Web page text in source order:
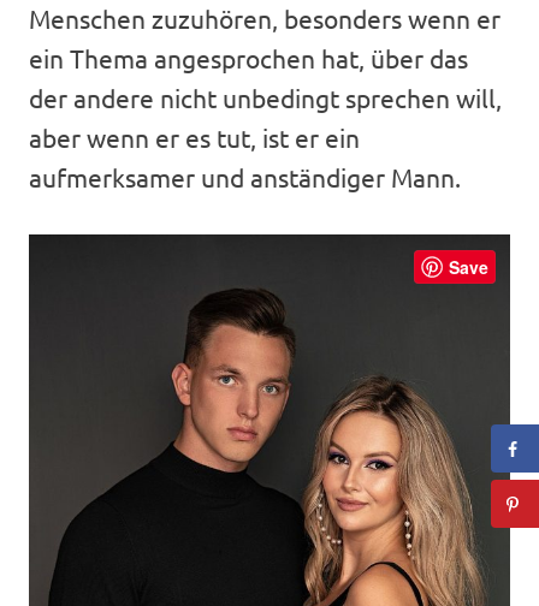
Menschen zuzuhören, besonders wenn er
ein Thema angesprochen hat, über das
der andere nicht unbedingt sprechen will,
aber wenn er es tut, ist er ein
aufmerksamer und anständiger Mann.
Save